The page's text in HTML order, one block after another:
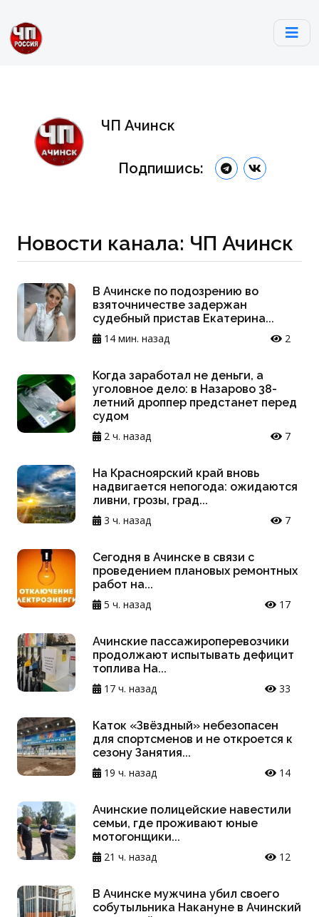
ЧП Ачинск
Подпишись:
Новости канала: ЧП Ачинск
В Ачинске по подозрению во
взяточничестве задержан
судебный пристав Екатерина...
14 мин. назад
2
Когда заработал не деньги, а
уголовное дело: в Назарово 38-
летний дроппер предстанет перед
судом
2 ч. назад
7
На Красноярский край вновь
надвигается непогода: ожидаются
ливни, грозы, град...
3 ч. назад
7
Сегодня в Ачинске в связи с
проведением плановых ремонтных
работ на...
5 ч. назад
17
Ачинские пассажироперевозчики
продолжают испытывать дефицит
топлива На...
17 ч. назад
33
Каток «Звёздный» небезопасен
для спортсменов и не откроется к
сезону Занятия...
19 ч. назад
14
Ачинские полицейские навестили
семьи, где проживают юные
мотогонщики...
21 ч. назад
12
В Ачинске мужчина убил своего
собутыльника Накануне в Ачинский